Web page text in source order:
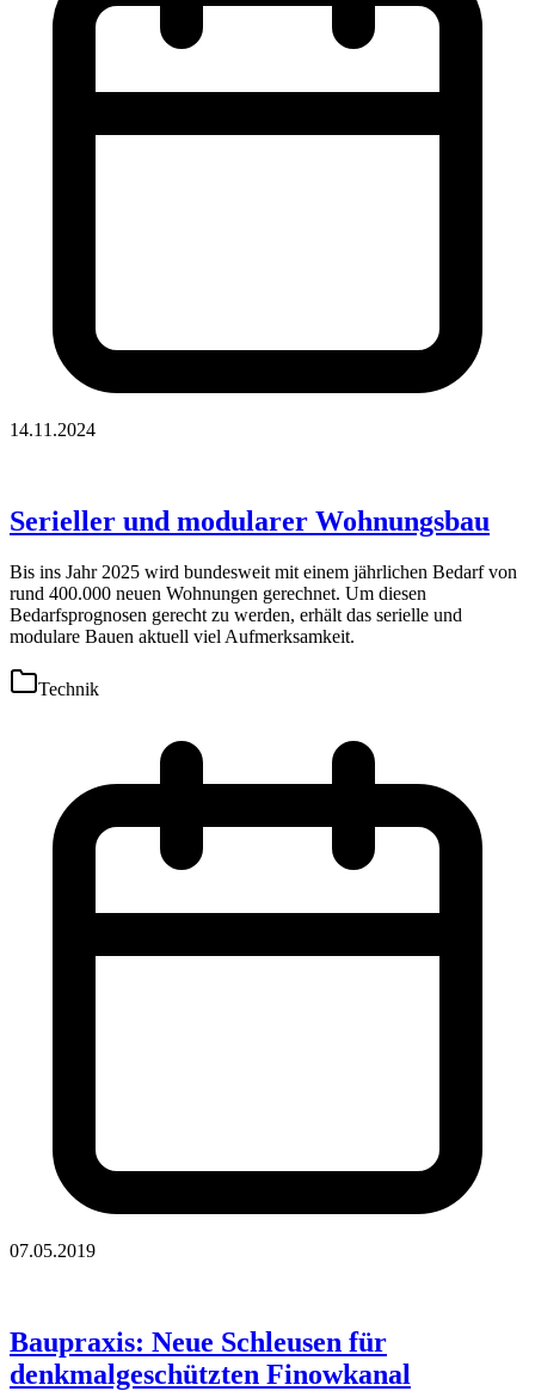
14.11.2024
Serieller und modularer Wohnungsbau
Bis ins Jahr 2025 wird bundesweit mit einem jährlichen Bedarf von
rund 400.000 neuen Wohnungen gerechnet. Um diesen
Bedarfsprognosen gerecht zu werden, erhält das serielle und
modulare Bauen aktuell viel Aufmerksamkeit.
Technik
07.05.2019
Baupraxis: Neue Schleusen für
denkmalgeschützten Finowkanal